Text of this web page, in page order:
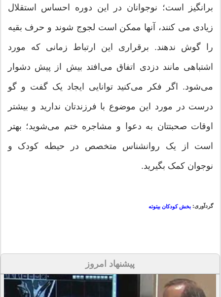
برانگیز است؛ نوجوانان در این دوره احساس استقلال
زیادی می کنند، آنها ممکن است لجوج شوند و حرف بقیه
را گوش ندهند. برقراری این ارتباط زمانی که مورد
اشتباهی مانند دزدی اتفاق می‌افتد بیش از پیش دشوار
می‌شود. اگر فکر می‌کنید توانایی ایجاد یک گفت و گو
درست در مورد این موضوع با فرزندتان ندارید و بیشتر
اوقات صحبتتان به دعوا و مشاجره ختم می‌شوید؛ بهتر
است از یک روانشناس متخصص در حیطه کودک و
نوجوان کمک بگیرید.
گردآوری: بخش کودکان بیتوته
پیشنهاد امروز